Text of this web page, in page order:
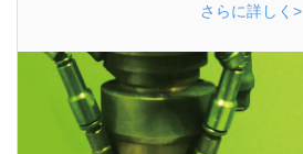
さらに詳しく>